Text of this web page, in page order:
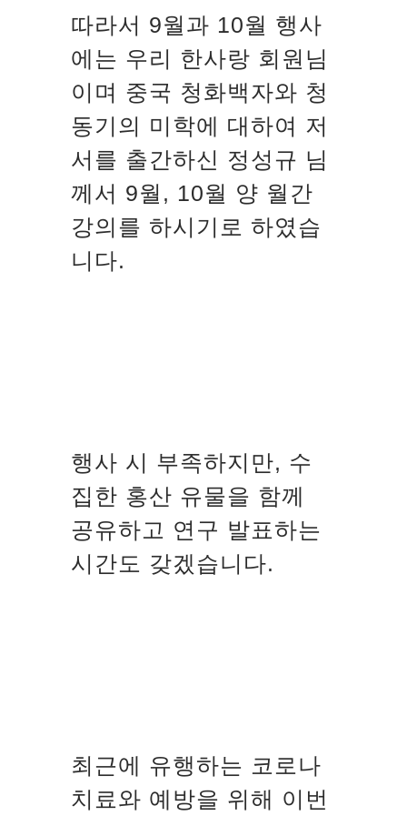
따라서 9월과 10월 행사
에는 우리 한사랑 회원님
이며 중국 청화백자와 청
동기의 미학에 대하여 저
서를 출간하신 정성규 님
께서 9월, 10월 양 월간
강의를 하시기로 하였습
니다.
행사 시 부족하지만, 수
집한 홍산 유물을 함께
공유하고 연구 발표하는
시간도 갖겠습니다.
최근에 유행하는 코로나
치료와 예방을 위해 이번